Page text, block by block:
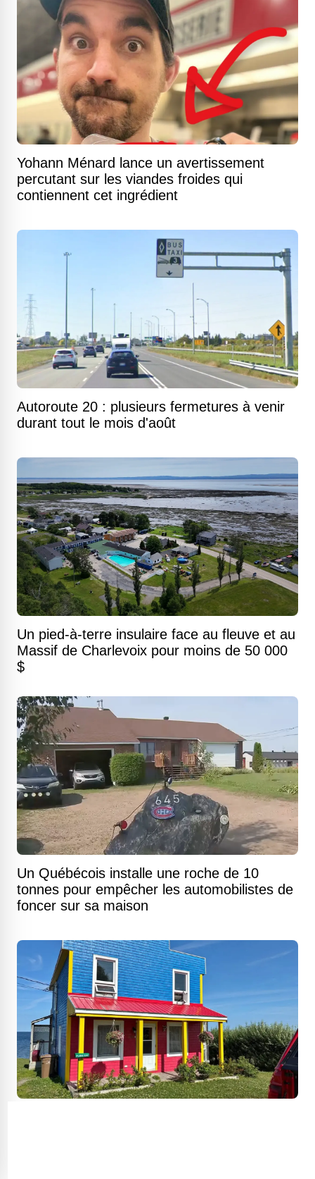
Yohann Ménard lance un avertissement
percutant sur les viandes froides qui
contiennent cet ingrédient
Autoroute 20 : plusieurs fermetures à venir
durant tout le mois d'août
Un pied-à-terre insulaire face au fleuve et au
Massif de Charlevoix pour moins de 50 000
$
Un Québécois installe une roche de 10
tonnes pour empêcher les automobilistes de
foncer sur sa maison